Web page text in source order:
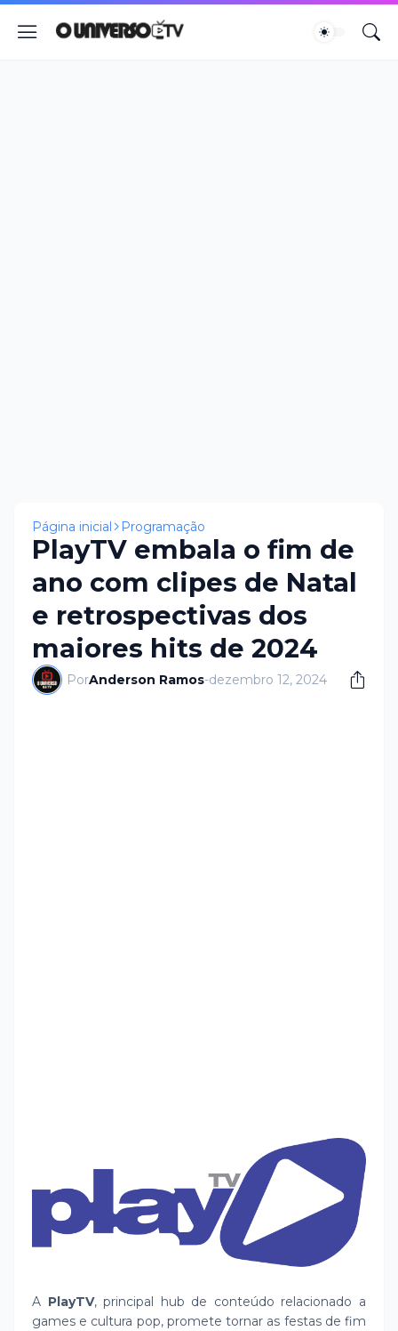
Página inicial Programação
PlayTV embala o fim de
ano com clipes de Natal
e retrospectivas dos
maiores hits de 2024
PorAnderson Ramos-dezembro 12, 2024
A PlayTV, principal hub de conteúdo relacionado a
games e cultura pop, promete tornar as festas de fim